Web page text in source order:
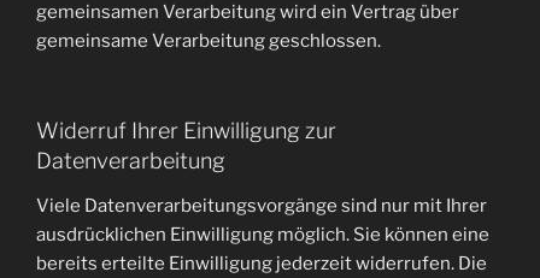
gemeinsamen Verarbeitung wird ein Vertrag über
gemeinsame Verarbeitung geschlossen.
Widerruf Ihrer Einwilligung zur
Datenverarbeitung
Viele Datenverarbeitungsvorgänge sind nur mit Ihrer
ausdrücklichen Einwilligung möglich. Sie können eine
bereits erteilte Einwilligung jederzeit widerrufen. Die